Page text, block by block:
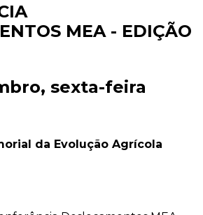
MEA - EDIÇÃO
sexta-feira
da Evolução Agrícola